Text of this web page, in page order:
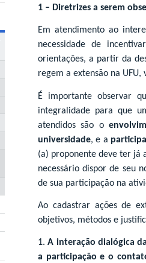
1 – Diretrizes a serem
Em atendimento ao
necessidade de
orientações, a partir da
regem a extensão na
É importante observar
integralidade para que
atendidos são o
universidade, e a
(a) proponente deve ter já
necessário dispor de seu
de sua participação na
Ao cadastrar ações de
objetivos, métodos e
1.A interação dialógica
a participação e o